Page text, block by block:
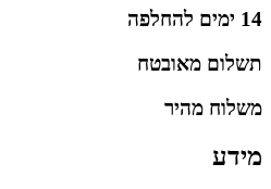
14 ימים להחלפה
תשלום מאובטח
משלוח מהיר
מידע